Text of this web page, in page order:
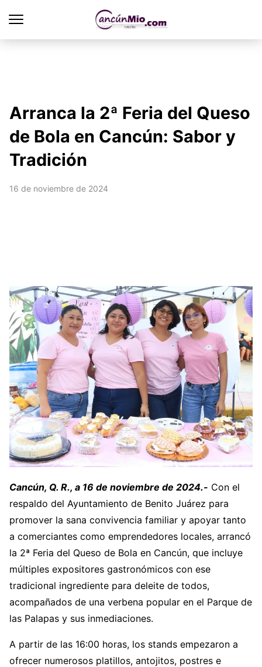
Arranca la 2ª Feria del Queso
de Bola en Cancún: Sabor y
Tradición
16 de noviembre de 2024
Cancún, Q. R., a 16 de noviembre de 2024.- Con el
respaldo del Ayuntamiento de Benito Juárez para
promover la sana convivencia familiar y apoyar tanto
a comerciantes como emprendedores locales, arrancó
la 2ª Feria del Queso de Bola en Cancún, que incluye
múltiples expositores gastronómicos con ese
tradicional ingrediente para deleite de todos,
acompañados de una verbena popular en el Parque de
las Palapas y sus inmediaciones.
A partir de las 16:00 horas, los stands empezaron a
ofrecer numerosos platillos, antojitos, postres e